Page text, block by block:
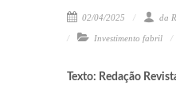
02/04/2025 da
Investimento fabril
Texto: Redação